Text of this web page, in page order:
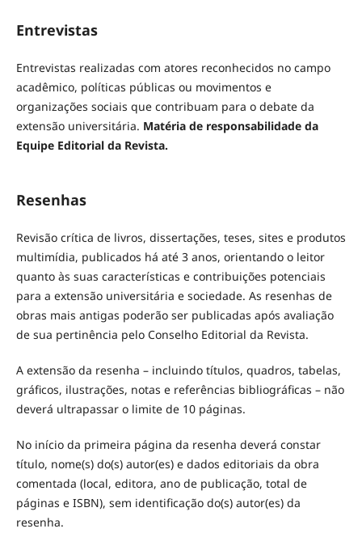
Entrevistas
Entrevistas realizadas com atores reconhecidos no campo
acadêmico, políticas públicas ou movimentos e
organizações sociais que contribuam para o debate da
extensão universitária. Matéria de responsabilidade da
Equipe Editorial da Revista.
Resenhas
Revisão crítica de livros, dissertações, teses, sites e produtos
multimídia, publicados há até 3 anos, orientando o leitor
quanto às suas características e contribuições potenciais
para a extensão universitária e sociedade. As resenhas de
obras mais antigas poderão ser publicadas após avaliação
de sua pertinência pelo Conselho Editorial da Revista.
A extensão da resenha – incluindo títulos, quadros, tabelas,
gráficos, ilustrações, notas e referências bibliográficas – não
deverá ultrapassar o limite de 10 páginas.
No início da primeira página da resenha deverá constar
título, nome(s) do(s) autor(es) e dados editoriais da obra
comentada (local, editora, ano de publicação, total de
páginas e ISBN), sem identificação do(s) autor(es) da
resenha.